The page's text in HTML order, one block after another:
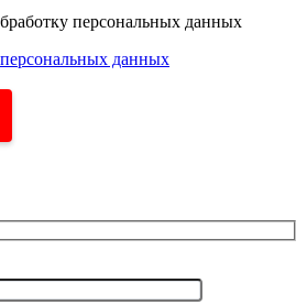
персональных данных
данных